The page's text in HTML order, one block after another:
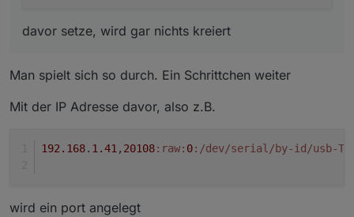
davor setze, wird gar nichts kreiert
Linux, always my pleasure
davor setze, wird gar nichts kreiert
Man spielt sich so durch. Ein Schrittchen weiter
Mit der IP Adresse davor, also z.B.
192.168. 1.41 , 20108:raw: 0:/dev/serial/by-id/usb-
wird ein port angelegt